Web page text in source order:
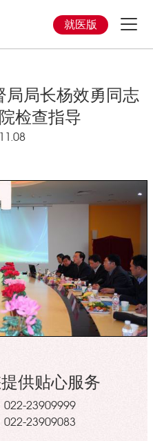
就医版
局局长杨效勇同志
检查指导
供贴心服务
022-23909999
022-23909083